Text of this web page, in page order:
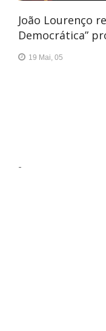
João Lourenço
Democrática”
19 Mai, 05
-